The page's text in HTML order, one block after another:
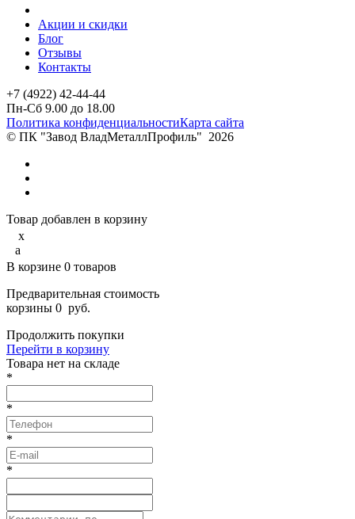
Акции и скидки
Блог
Отзывы
Контакты
+7 (4922) 42-44-44
Пн-Сб 9.00 до 18.00
Политика конфиденциальностиКарта сайта
© ПК "Завод ВладМеталлПрофиль" 2026
Товар добавлен в корзину
x
a
В корзине 0 товаров
Предварительная стоимость
корзины 0 руб.
Продолжить покупки
Перейти в корзину
Товарa нет на складе
*
*
*
*